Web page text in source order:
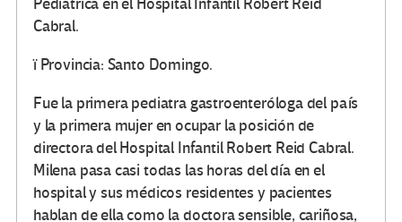
Pediátrica en el Hospital Infantil Robert Reid
Cabral.
ï Provincia: Santo Domingo.
Fue la primera pediatra gastroenteróloga del país
y la primera mujer en ocupar la posición de
directora del Hospital Infantil Robert Reid Cabral.
Milena pasa casi todas las horas del día en el
hospital y sus médicos residentes y pacientes
hablan de ella como la doctora sensible, cariñosa,